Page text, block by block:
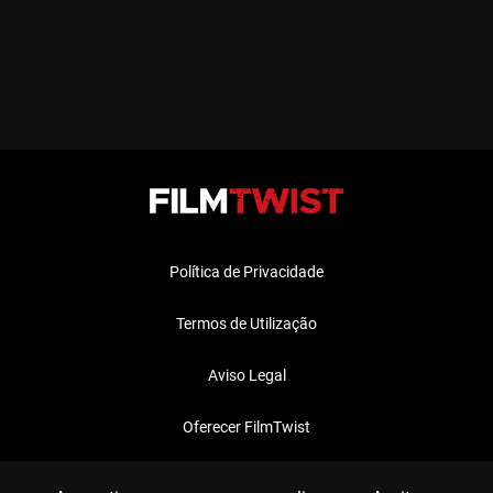
Política de Privacidade
Termos de Utilização
Aviso Legal
Oferecer FilmTwist